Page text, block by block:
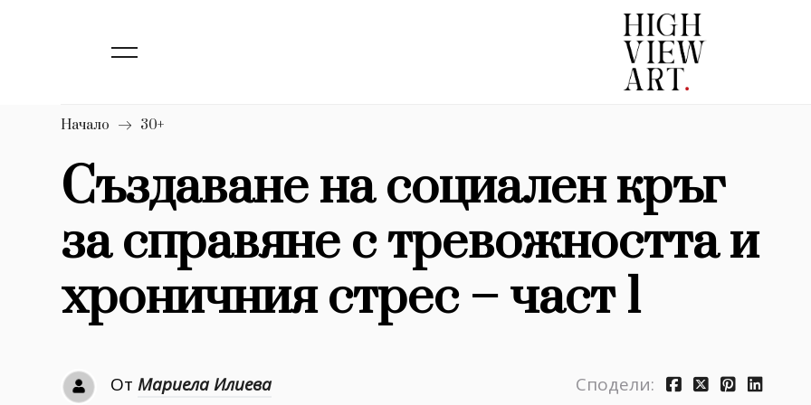
1633
Dialogue
Изкуство
4340
Красота
Дизайн 1272
Книги 1188
30+
1710
Начало 30+
Създаване на социален кръг
за справяне с тревожността и
хроничния стрес – част 1
От Мариела Илиева Сподели: